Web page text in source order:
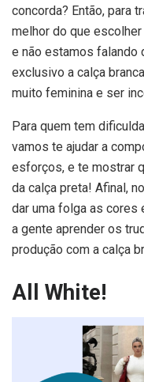
concorda? Então, para
melhor do que
e não estamos
exclusivo a calça
muito feminina e ser
Para quem tem
vamos te ajudar a
esforços, e te mostrar
da calça preta! Afinal,
dar uma folga as cores
a gente aprender os
produção com a calça
All White!